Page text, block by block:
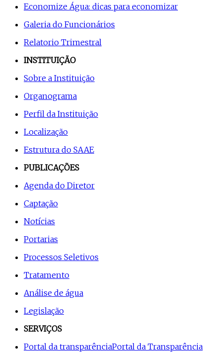
Economize Água: dicas para economizar
Galeria do Funcionários
Relatorio Trimestral
INSTITUIÇÃO
Sobre a Instituição
Organograma
Perfil da Instituição
Localização
Estrutura do SAAE
PUBLICAÇÕES
Agenda do Diretor
Captação
Notícias
Portarias
Processos Seletivos
Tratamento
Análise de água
Legislação
SERVIÇOS
Portal da transparênciaPortal da Transparência